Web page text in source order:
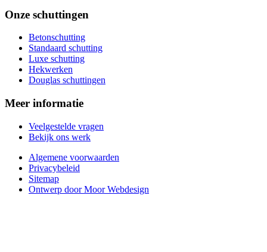
Onze schuttingen
Betonschutting
Standaard schutting
Luxe schutting
Hekwerken
Douglas schuttingen
Meer informatie
Veelgestelde vragen
Bekijk ons werk
Algemene voorwaarden
Privacybeleid
Sitemap
Ontwerp door Moor Webdesign